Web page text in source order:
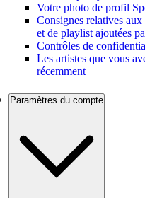
Votre photo de profil
Consignes relatives
et de playlist ajoutées
Contrôles de
Les artistes que vous
récemment
Paramètres du compte